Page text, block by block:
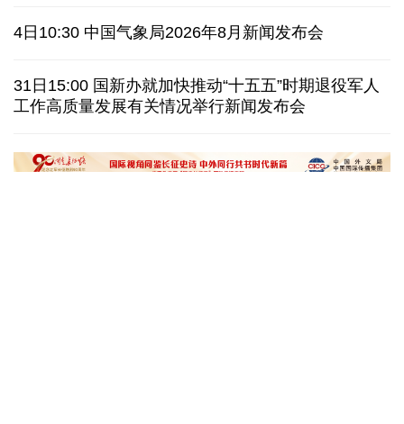
美国上诉法院维持对白宫宴会厅改造项目的暂停令
西班牙要求意大利取消针对性旅客边检 意:不会撤销
4日10:30 中国气象局2026年8月新闻发布会
31日15:00 国新办就加快推动“十五五”时期退役军人
工作高质量发展有关情况举行新闻发布会